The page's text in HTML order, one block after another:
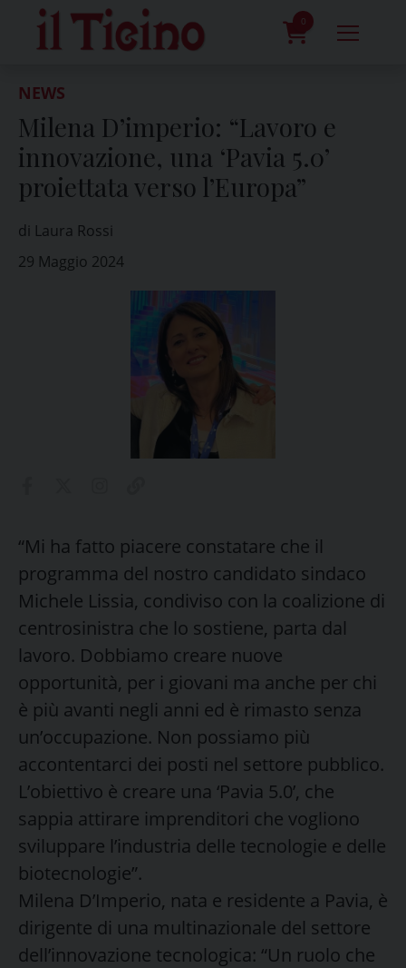
content
0
NEWS
Milena D’imperio: “Lavoro e
innovazione, una ‘Pavia 5.0’
proiettata verso l’Europa”
di Laura Rossi
29 Maggio 2024
“Mi ha fatto piacere constatare che il
programma del nostro candidato sindaco
Michele Lissia, condiviso con la coalizione di
centrosinistra che lo sostiene, parta dal
lavoro. Dobbiamo creare nuove
opportunità, per i giovani ma anche per chi
è più avanti negli anni ed è rimasto senza
un’occupazione. Non possiamo più
accontentarci dei posti nel settore pubblico.
L’obiettivo è creare una ‘Pavia 5.0’, che
sappia attirare imprenditori che vogliono
sviluppare l’industria delle tecnologie e delle
biotecnologie”.
Milena D’Imperio, nata e residente a Pavia, è
dirigente di una multinazionale del settore
dell’innovazione tecnologica: “Un ruolo che